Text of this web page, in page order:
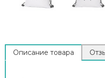
Описание товара